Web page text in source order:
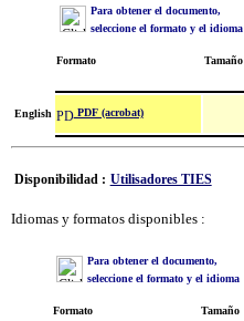
Para obtener el documento,
seleccione el formato y el idioma
Formato Tamaño
English PDF (acrobat)
Disponibilidad : Utilisadores TIES
Idiomas y formatos disponibles :
Para obtener el documento,
seleccione el formato y el idioma
Formato Tamaño